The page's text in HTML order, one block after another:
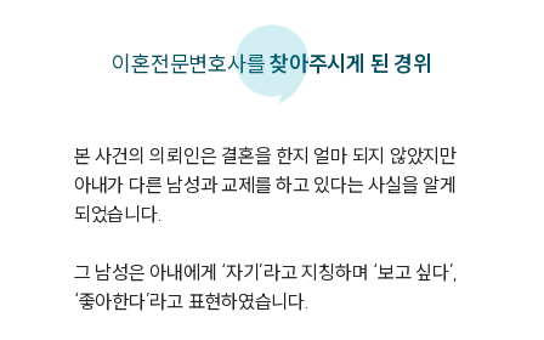
이혼전문변호사를찾아주시게 된 경위
본 사건의 의뢰인은 결혼을 한지 얼마 되지 않았지만
아내가 다른 남성과 교제를 하고 있다는 사실을 알게
되었습니다.
그 남성은 아내에게 ‘자기’라고 지칭하며 ‘보고 싶다’,
‘좋아한다’라고 표현하였습니다.